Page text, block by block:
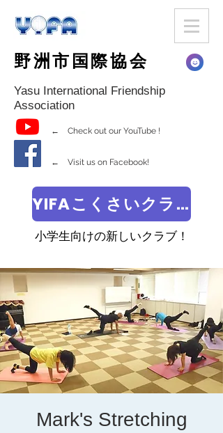
野洲市国際協会
Yasu International Friendship
Association
← Check out our YouTube !
← Visit us on Facebook!
YIFAこくさいクラブ
小学生向けの新しいクラブ！
Mark's Stretching